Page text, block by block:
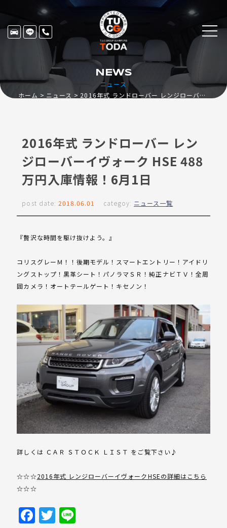
ニュース
NEWS
ホーム ニュース 2016年式 ランドローバー レンジローバーイヴォーク HSE 488万円入庫情報！6月1日
2016年式 ランドローバー レン
ジローバーイヴォーク HSE 488
万円入庫情報！6月1日
post date: 2018.06.01 categoy: ニュース一覧
『贅沢な時間を駆け抜けよう。』
コリスグレーＭ！！後期モデル！スマートエントリー！アイドリ
ングストップ！黒革シート！パノラマＳＲ！純正ナビＴＶ！全周
囲カメラ！オートテールゲート！キセノン！
詳しくは ＣＡＲ ＳＴＯＣＫ ＬＩＳＴ をご覧下さい♪
☆☆☆2016年式 レンジローバーイヴォークHSEの詳細はこちら
☆☆☆
Facebook
Twitter